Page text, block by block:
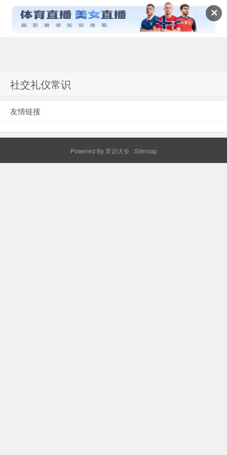
✕
社交礼仪常识
友情链接
Powered By常识大全 · Sitemap